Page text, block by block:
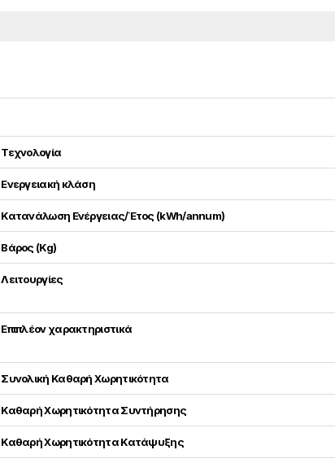
Τεχνολογία
Ενεργειακή κλάση
Κατανάλωση Ενέργειας/Έτος (kWh/annum)
Βάρος (Kg)
Λειτουργίες
Επιπλέον χαρακτηριστικά
Συνολική Καθαρή Χωρητικότητα
Καθαρή Χωρητικότητα Συντήρησης
Καθαρή Χωρητικότητα Κατάψυξης